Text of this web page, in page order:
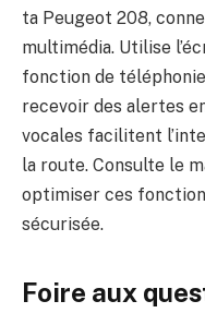
ta Peugeot 208,
multimédia. Utilise
fonction de
recevoir des alertes
vocales facilitent
la route. Consulte le
optimiser ces
sécurisée.
Foire aux